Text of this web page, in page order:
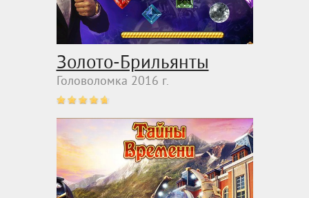
Золото-Брильянты
Головоломка 2016 г.